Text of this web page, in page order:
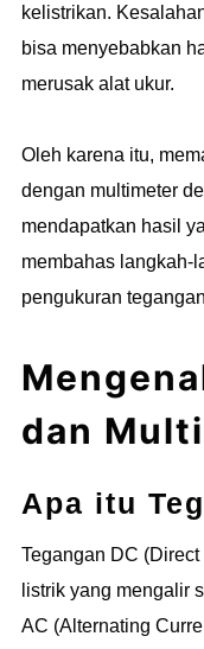
kelistrikan.
bisa menyebabkan
merusak alat ukur.
Oleh karena itu,
dengan multimeter
mendapatkan hasil
membahas langkah-
pengukuran
dan
Apa itu
Tegangan DC
listrik yang mengalir
AC (Alternating